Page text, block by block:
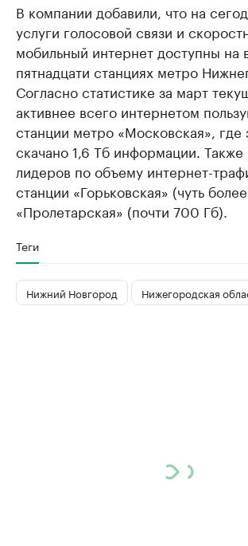
В компании добавили, что на
услуги голосовой связи и
мобильный интернет доступны на
пятнадцати станциях метро
Согласно статистике за март
активнее всего интернетом
станции метро «Московская»,
скачано 1,6 Тб информации. Также
лидеров по объему интернет-
станции «Горьковская» (чуть
«Пролетарская» (почти 700 Гб).
Теги
Нижний Новгород Нижегородская